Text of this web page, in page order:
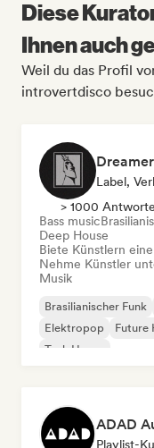
Diese
Ihnen auch
Weil du das Profil
introvertdisco
Label,
> 1000
Bass music
Deep House
Biete Künstlern
Nehme Künstler
Musik
Brasilianischer Funk
Elektropop
Future
Tech House
ADAD
Playlist-